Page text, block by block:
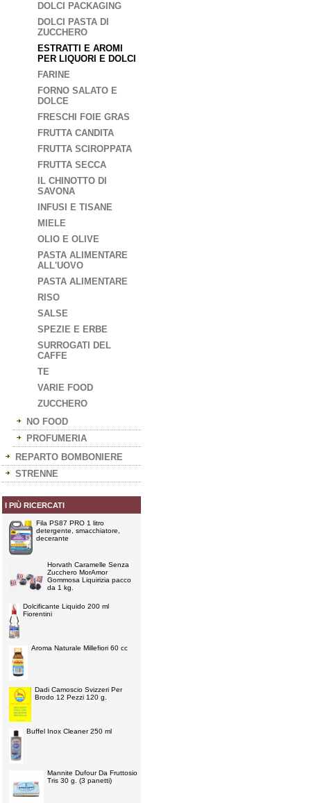
DOLCI PACKAGING
DOLCI PASTA DI
ZUCCHERO
ESTRATTI E AROMI
PER LIQUORI E DOLCI
FARINE
FORNO SALATO E
DOLCE
FRESCHI FOIE GRAS
FRUTTA CANDITA
FRUTTA SCIROPPATA
FRUTTA SECCA
IL CHINOTTO DI
SAVONA
INFUSI E TISANE
MIELE
OLIO E OLIVE
PASTA ALIMENTARE
ALL'UOVO
PASTA ALIMENTARE
RISO
SALSE
SPEZIE E ERBE
SURROGATI DEL
CAFFE
TE
VARIE FOOD
ZUCCHERO
NO FOOD
PROFUMERIA
REPARTO BOMBONIERE
STRENNE
I PIÙ RICERCATI
Fila PS87 PRO 1 litro
detergente, smacchiatore,
decerante
Horvath Caramelle Senza
Zucchero MorAmor
Gommosa Liquirizia pacco
da 1 kg.
Dolcificante Liquido 200 ml
Fiorentini
Aroma Naturale Millefiori 60 cc
Dadi Camoscio Svizzeri Per
Brodo 12 Pezzi 120 g.
Buffel Inox Cleaner 250 ml
Mannite Dufour Da Fruttosio
Tris 30 g. (3 panetti)